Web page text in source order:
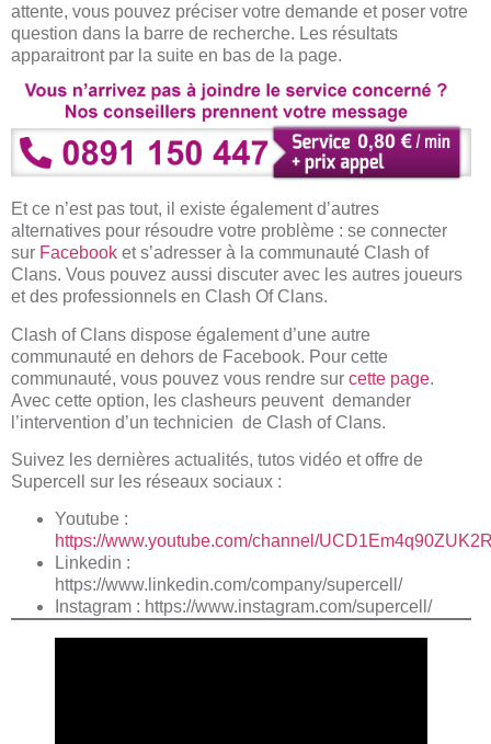
attente, vous pouvez préciser votre demande et poser votre
question dans la barre de recherche. Les résultats
apparaitront par la suite en bas de la page.
Et ce n’est pas tout, il existe également d’autres
alternatives pour résoudre votre problème : se connecter
sur Facebook et s’adresser à la communauté Clash of
Clans. Vous pouvez aussi discuter avec les autres joueurs
et des professionnels en Clash Of Clans.
Clash of Clans dispose également d’une autre
communauté en dehors de Facebook. Pour cette
communauté, vous pouvez vous rendre sur cette page.
Avec cette option, les clasheurs peuvent demander
l’intervention d’un technicien de Clash of Clans.
Suivez les dernières actualités, tutos vidéo et offre de
Supercell sur les réseaux sociaux :
Youtube :
https://www.youtube.com/channel/
Linkedin :
https://www.linkedin.com/company/supercell/
Instagram : https://www.instagram.com/supercell/